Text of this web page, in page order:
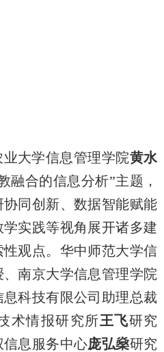
大学信息管理学院黄水
融合的信息分析”主题，
同创新、数据智能赋能
实践等视角展开诸多建
观点。华中师范大学信
、南京大学信息管理学院
科技有限公司助理总裁
术情报研究所王飞研究
信息服务中心庞弘燊研究